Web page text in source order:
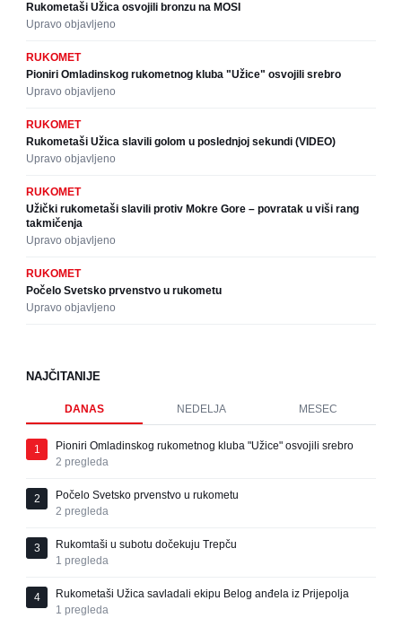
Rukometaši Užica osvojili bronzu na MOSI
Upravo objavljeno
RUKOMET
Pioniri Omladinskog rukometnog kluba "Užice" osvojili srebro
Upravo objavljeno
RUKOMET
Rukometaši Užica slavili golom u poslednjoj sekundi (VIDEO)
Upravo objavljeno
RUKOMET
Užički rukometaši slavili protiv Mokre Gore – povratak u viši rang
takmičenja
Upravo objavljeno
RUKOMET
Počelo Svetsko prvenstvo u rukometu
Upravo objavljeno
NAJČITANIJE
DANAS NEDELJA MESEC
1
Pioniri Omladinskog rukometnog kluba "Užice" osvojili srebro
2 pregleda
2
Počelo Svetsko prvenstvo u rukometu
2 pregleda
3
Rukomtaši u subotu dočekuju Trepču
1 pregleda
4
Rukometaši Užica savladali ekipu Belog anđela iz Prijepolja
1 pregleda